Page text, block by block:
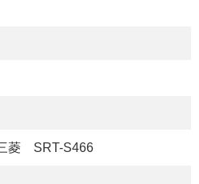
菱 SRT-S466